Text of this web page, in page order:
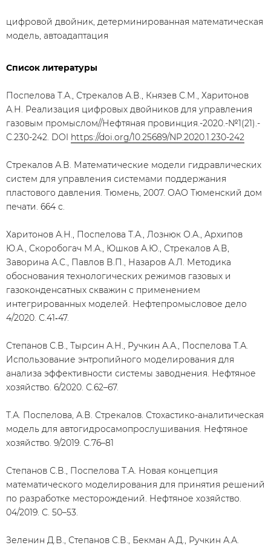
цифровой двойник, детерминированная математическая
модель, автоадаптация
Список литературы
Поспелова Т.А., Стрекалов А.В., Князев С.М., Харитонов
А.Н. Реализация цифровых двойников для управления
газовым промыслом//Нефтяная провинция.-2020.-№1(21).-
С.230-242. DOI https://doi.org/10.25689/NP.2020.1.230-242
Стрекалов А.В. Математические модели гидравлических
систем для управления системами поддержания
пластового давления. Тюмень, 2007. ОАО Тюменский дом
печати. 664 с.
Харитонов А.Н., Поспелова Т.А., Лознюк О.А., Архипов
Ю.А., Скоробогач М.А., Юшков А.Ю., Стрекалов А.В,
Заворина А.С., Павлов В.П., Назаров А.Л. Методика
обоснования технологических режимов газовых и
газоконденсатных скважин с применением
интегрированных моделей. Нефтепромысловое дело
4/2020. С.41‑47.
Степанов С.В., Тырсин А.Н., Ручкин А.А., Поспелова Т.А.
Использование энтропийного моделирования для
анализа эффективности системы заводнения. Нефтяное
хозяйство. 6/2020. С.62–67.
Т.А. Поспелова, А.В. Стрекалов. Стохастико-аналитическая
модель для автогидросамопрослушивания. Нефтяное
хозяйство. 9/2019. С.76–81
Степанов С.В., Поспелова Т.А. Новая концепция
математического моделирования для принятия решений
по разработке месторождений. Нефтяное хозяйство.
04/2019. С. 50–53.
Зеленин Д.В., Степанов С.В., Бекман А.Д., Ручкин А.А.